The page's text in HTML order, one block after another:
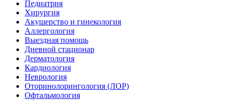
Педиатрия
Хирургия
Акушерство и гинекология
Аллергология
Выездная помощь
Дневной стационар
Дерматология
Кардиология
Неврология
Оторинолорингология (ЛОР)
Офтальмология